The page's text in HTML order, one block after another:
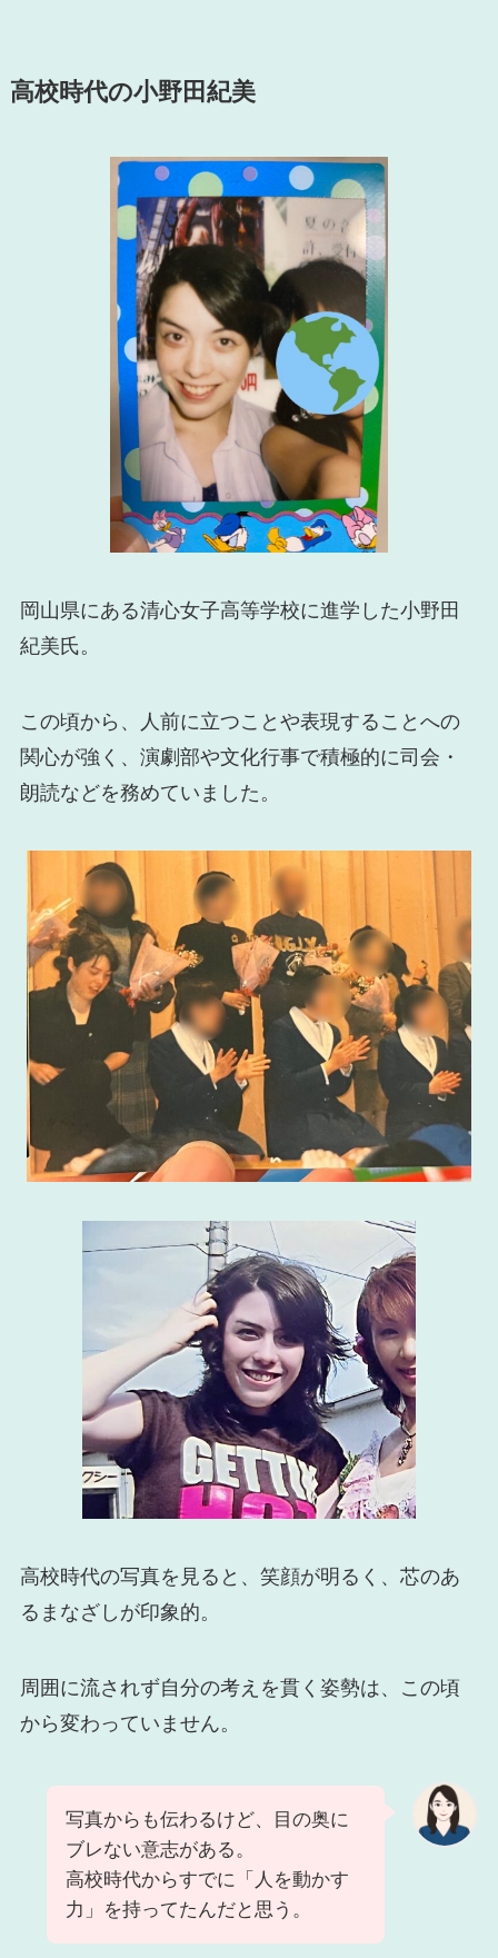
高校時代の小野田紀美
岡山県にある清心女子高等学校に進学した小野田
紀美氏。
この頃から、人前に立つことや表現することへの
関心が強く、演劇部や文化行事で積極的に司会・
朗読などを務めていました。
高校時代の写真を見ると、笑顔が明るく、芯のあ
るまなざしが印象的。
周囲に流されず自分の考えを貫く姿勢は、この頃
から変わっていません。
写真からも伝わるけど、目の奥に
ブレない意志がある。
高校時代からすでに「人を動かす
力」を持ってたんだと思う。